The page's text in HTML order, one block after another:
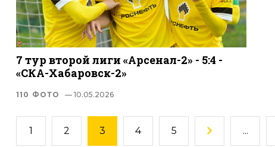
7 тур второй лиги «Арсенал-2» - 5:4 -
«СКА-Хабаровск-2»
110 ФОТО — 10.05.2026
1 2 3 4 5 ...